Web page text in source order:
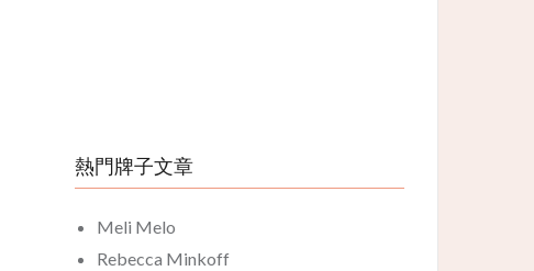
熱門牌子文章
Meli Melo
Rebecca Minkoff